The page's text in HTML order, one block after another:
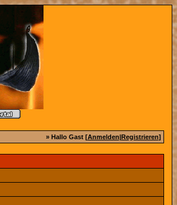
» Hallo Gast [Anmelden|Registrieren]